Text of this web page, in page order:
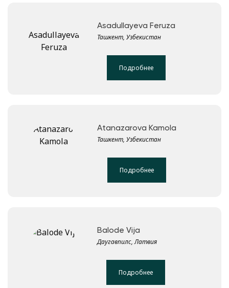
Asadullayeva Feruza
Ташкент, Узбекистан
Подробнее
Atanazarova Kamola
Ташкент, Узбекистан
Подробнее
Balode Vija
Даугавпилс, Латвия
Подробнее